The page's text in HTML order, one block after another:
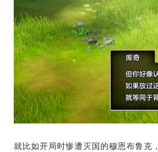
就比如开局时惨遭灭国的穆恩布鲁克